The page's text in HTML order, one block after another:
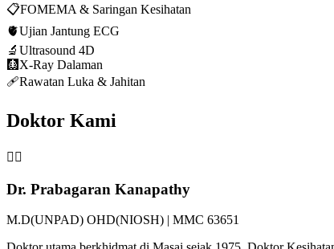
📋FOMEMA & Saringan Kesihatan
🫀Ujian Jantung ECG
🔬 Ultrasound 4D
🩻 X-Ray Dalaman
🩹Rawatan Luka & Jahitan
Doktor Kami
👨‍⚕️
Dr. Prabagaran Kanapathy
M.D(UNPAD) OHD(NIOSH) | MMC 63651